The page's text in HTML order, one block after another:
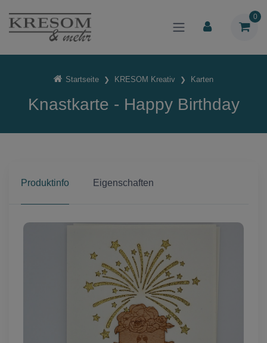
0
Startseite KRESOM Kreativ Karten
Knastkarte - Happy Birthday
Produktinfo Eigenschaften